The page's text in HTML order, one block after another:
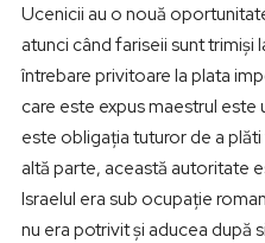
Ucenicii au o nouă
atunci când fariseii sunt trimiși
întrebare privitoare la plata
care este expus maestrul
este obligația tuturor de a
altă parte, această autoritate
Israelul era sub ocupație
nu era potrivit și aducea după